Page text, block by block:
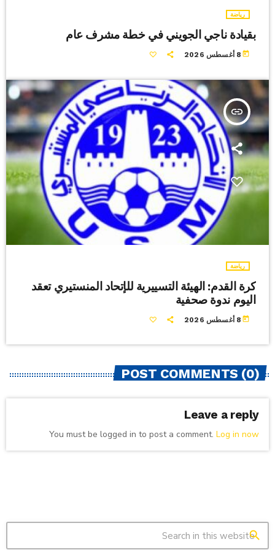
رياضة
بقيادة ناجي الجويني في خطة مشرف عام
today 8 أغسطس 2026
insert_link
رياضة
كرة القدم: الهيئة التسييرية للإتحاد المنستيري تعقد
اليوم ندوة صحفية
today 8 أغسطس 2026
POST COMMENTS (0)
Leave a reply
You must be logged in to post a comment. Log in now
search